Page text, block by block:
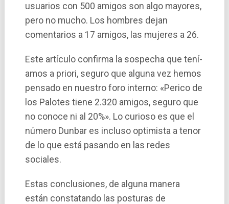
usuarios con 500 amigos son algo mayores,
pero no mucho. Los hombres dejan
comentarios a 17 amigos, las mujeres a 26.
Este artí­culo confirma la sospecha que tení­
amos a priori, seguro que alguna vez hemos
pensado en nuestro foro interno: «Perico de
los Palotes tiene 2.320 amigos, seguro que
no conoce ni al 20%». Lo curioso es que el
número Dunbar es incluso optimista a tenor
de lo que está pasando en las redes
sociales.
Estas conclusiones, de alguna manera
están constatando las posturas de